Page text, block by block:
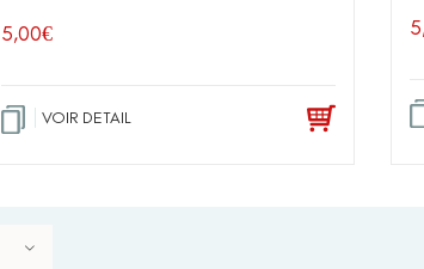
5,00€
VOIR DETAIL